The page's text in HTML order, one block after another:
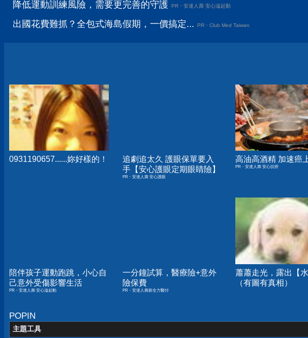
降低運動訓練風險，需要更完善的守護 PR・安達人壽 安心溢起動
出國花費難抓？全包式海島假期，一價搞定... PR・Club Med Taiwan
0931190657......妳好樣的！
追劇追太久 護眼保單要入
手【安心護眼定期眼睛險】
PR・安達人壽 安心護眼
高油高酒精 加速癌
PR・安達人壽 安心抗癌
陪伴孩子運動跑跳，小心自
己意外受傷影響生活
PR・安達人壽 安心溢起動
一分鐘試算，醫療險+意外
險保費
PR・安達人壽新全力醫付
蕭蕭走光，露出【水
（有圖有真相）
POPIN
主題工具